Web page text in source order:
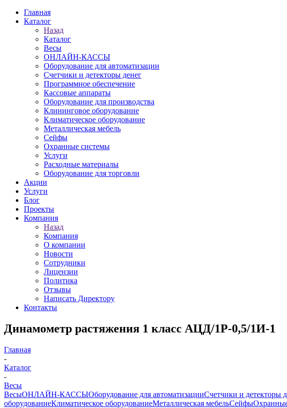
Главная
Каталог
Назад
Каталог
Весы
ОНЛАЙН-КАССЫ
Оборудование для автоматизации
Счетчики и детекторы денег
Программное обеспечение
Кассовые аппараты
Оборудование для производства
Клининговое оборудование
Климатическое оборудование
Металлическая мебель
Сейфы
Охранные системы
Услуги
Расходные материалы
Оборудование для торговли
Акции
Услуги
Блог
Проекты
Компания
Назад
Компания
О компании
Новости
Сотрудники
Лицензии
Политика
Отзывы
Написать Директору
Контакты
Динамометр растяжения 1 класс АЦД/1Р-0,5/1И-1
Главная
-
Каталог
-
Весы
ВесыОНЛАЙН-КАССЫОборудование для автоматизацииСчетчики и детекторы
оборудованиеКлиматическое оборудованиеМеталлическая мебельСейфы